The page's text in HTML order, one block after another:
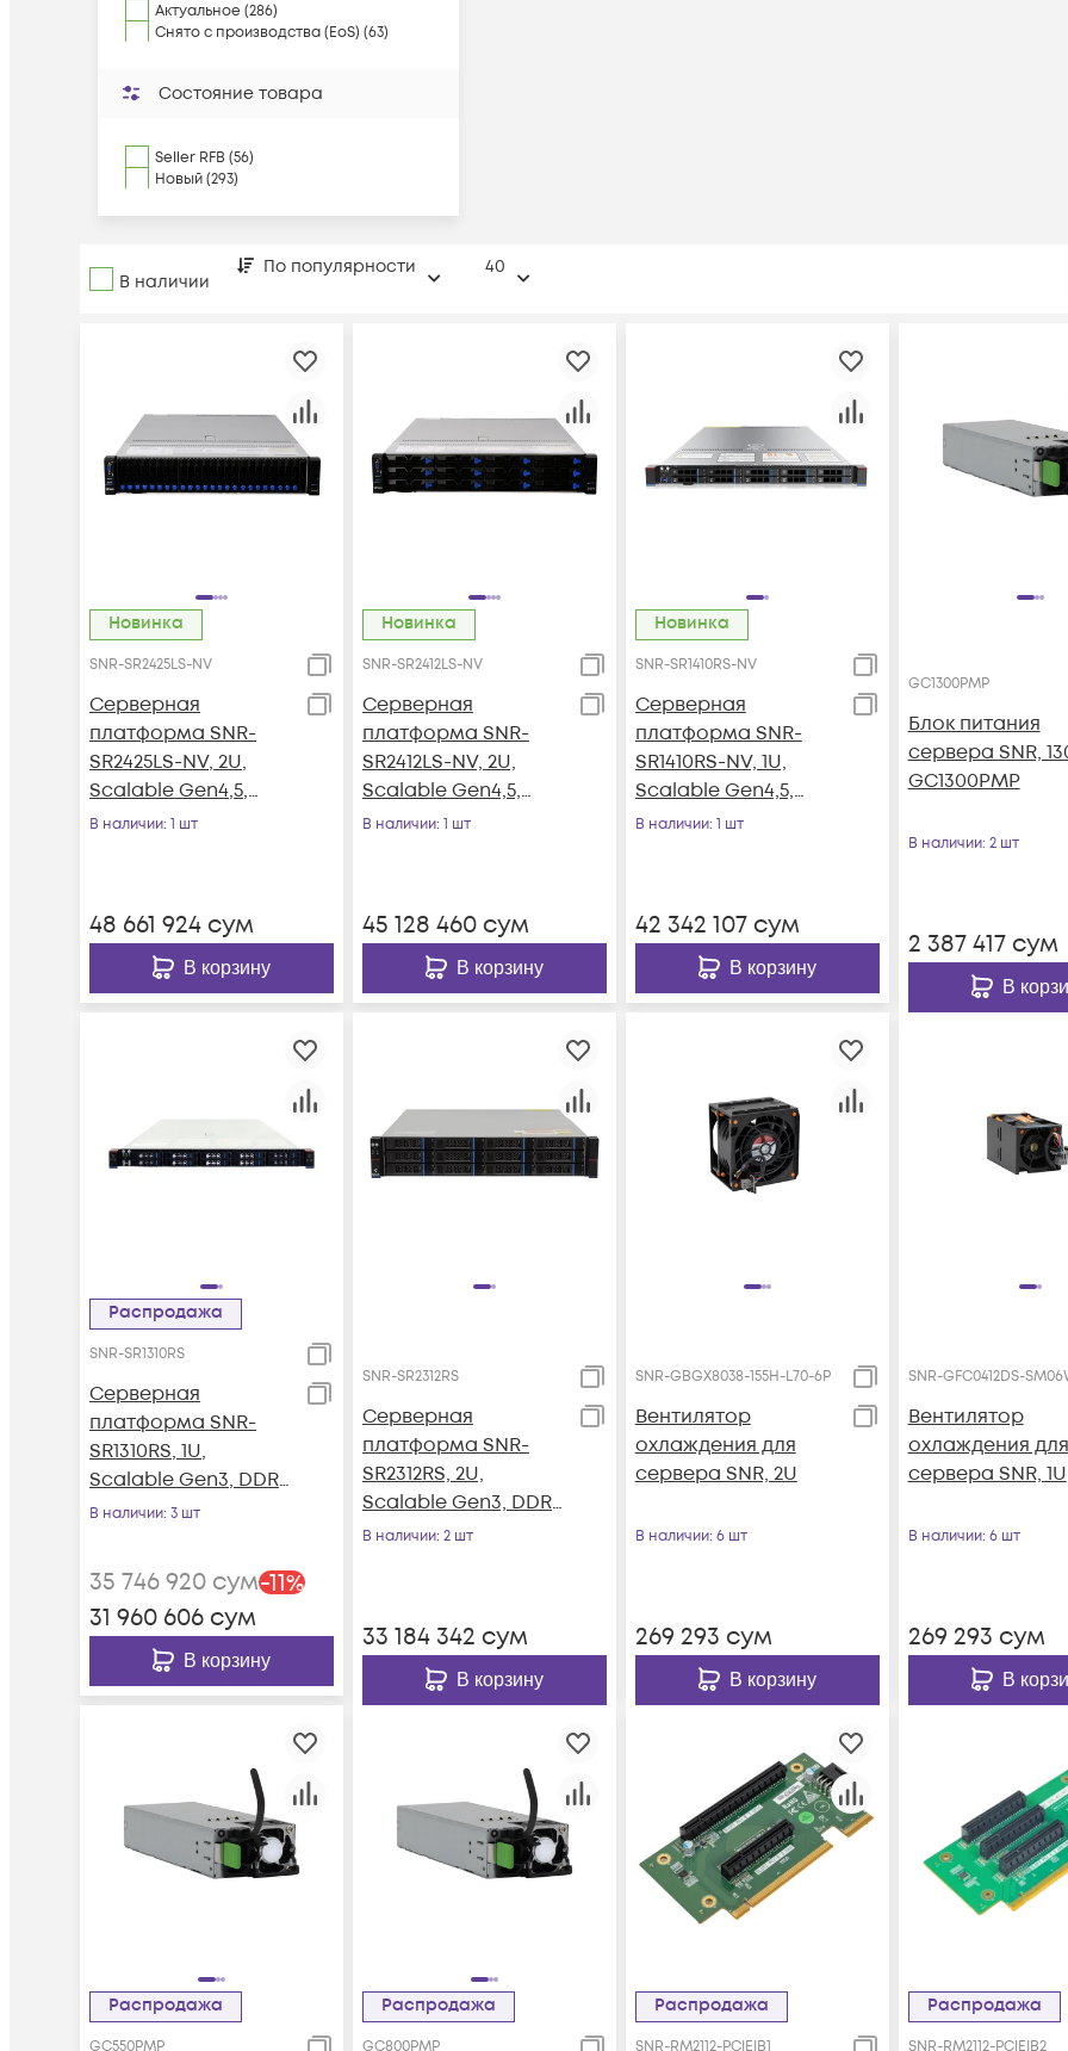
Актуальное (286)
Снято с производства (EoS) (63)
Состояние товара
Seller RFB (56)
Новый (293)
В наличии
По популярности 40
Новинка
SNR-SR2425LS-NV
Серверная
платформа SNR-
SR2425LS-NV, 2U,
Scalable Gen4,5,
DDR5, 24xHDD,
В наличии: 1 шт
48 661 924 сум
В корзину
Новинка
SNR-SR2412LS-NV
Серверная
платформа SNR-
SR2412LS-NV, 2U,
Scalable Gen4,5,
DDR5, 12xHDD,
В наличии: 1 шт
45 128 460сум
В корзину
Новинка
SNR-SR1410RS-NV
Серверная
платформа SNR-
SR1410RS-NV, 1U,
Scalable Gen4,5,
DDR5,
В наличии: 1 шт
42 342 107сум
В корзину
GC1300PMP
Блок питания
сервера SNR,
GC1300PMP
В наличии: 2 шт
2 387 417сум
В
Распродажа
SNR-SR1310RS
Серверная
платформа SNR-
SR1310RS, 1U,
Scalable Gen3, DDR4,
10xHDD,
В наличии: 3 шт
35 746 920 сум-11%
31 960 606 сум
В корзину
SNR-SR2312RS
Серверная
платформа SNR-
SR2312RS, 2U,
Scalable Gen3, DDR4,
12xHDD,
В наличии: 2 шт
33 184 342 сум
В корзину
SNR-GBGX8038-155H-L70-6P
Вентилятор
охлаждения для
сервера SNR, 2U
В наличии: 6 шт
269 293 сум
В корзину
SNR-GFC0412DS-
Вентилятор
охлаждения для
сервера SNR, 1U
В наличии: 6 шт
269 293 сум
В
Распродажа
GC550PMP
Распродажа
GC800PMP
Распродажа
SNR-RM2112-PCIEIB1
Распродажа
SNR-RM2112-PCIEIB2